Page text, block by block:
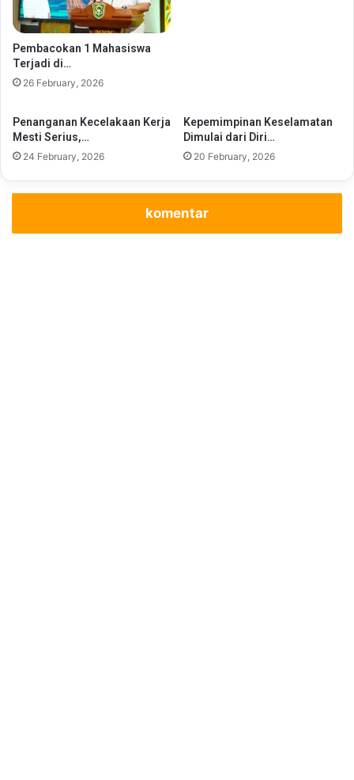
Pembacokan 1 Mahasiswa
Terjadi di…
26 February, 2026
Penanganan Kecelakaan Kerja
Mesti Serius,…
24 February, 2026
Kepemimpinan Keselamatan
Dimulai dari Diri…
20 February, 2026
komentar